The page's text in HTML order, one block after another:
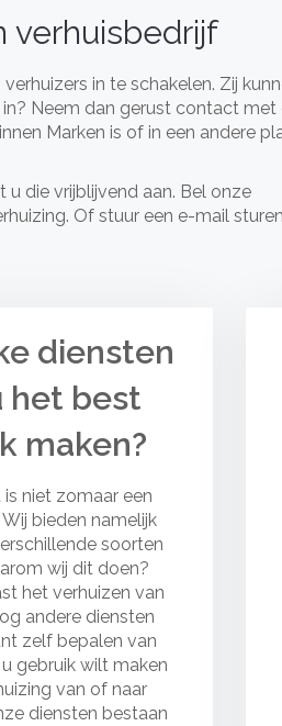
verhuisbedrijf
in te schakelen. Zij
Neem dan gerust contact met
Marken is of in een andere
die vrijblijvend aan. Bel onze
Of stuur een e-mail sturen
diensten
het best
maken?
is niet zomaar een
bieden namelijk
soorten
wij dit doen?
het verhuizen van
andere diensten
zelf bepalen van
gebruik wilt maken
van of naar
diensten bestaan